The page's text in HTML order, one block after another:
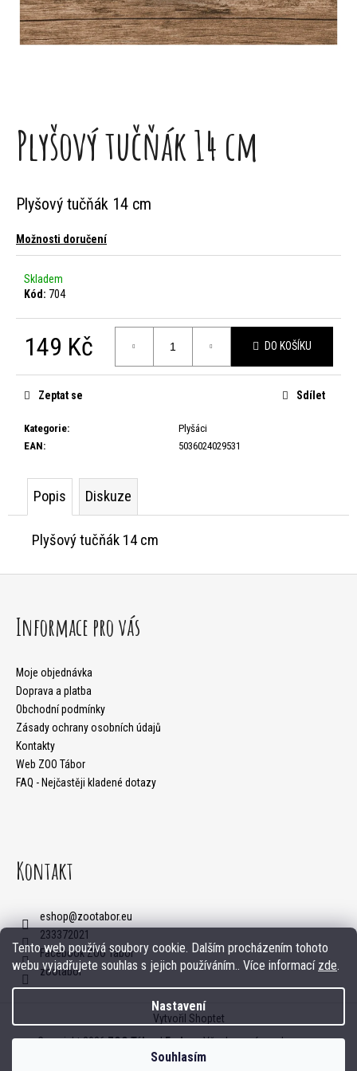
Tento web používá soubory cookie. Dalším procházením tohoto
webu vyjadřujete souhlas s jejich používáním.. Více informací zde.
Nastavení
Souhlasím
Plyšový tučňák 14 cm
Plyšový tučňák 14 cm
Možnosti doručení
Skladem
Kód: 704
149 Kč DO KOŠÍKU
Kategorie:
Plyšáci
EAN: 5036024029531
Zeptat se Sdílet
Popis Diskuze
Plyšový tučňák 14 cm
j
e
n
a
j
í
t
p
r
č
j
e
m
e
Informace pro vás
Moje objednávka
Doprava a platba
Obchodní podmínky
Zásady ochrany osobních údajů
Kontakty
Web ZOO Tábor
FAQ - Nejčastěji kladené dotazy
Kontakt
eshop@zootabor.eu
233372021
Facebook ZOO Tábor
zootabor
Vytvořil Shoptet
Copyright 2026ZOO Tábor | E-shop. Všechna práva vyhrazena.